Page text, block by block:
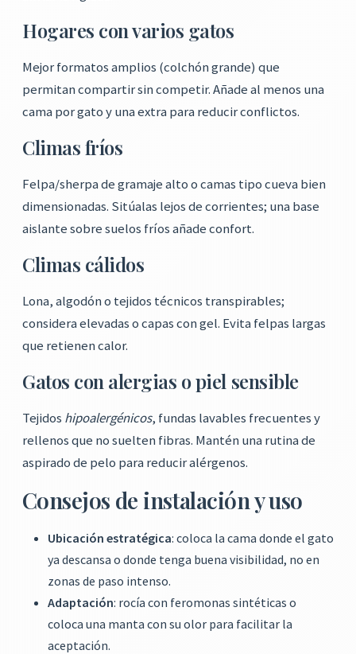
Hogares con varios gatos
Mejor formatos amplios (colchón grande) que
permitan compartir sin competir. Añade al menos una
cama por gato y una extra para reducir conflictos.
Climas fríos
Felpa/sherpa de gramaje alto o camas tipo cueva bien
dimensionadas. Sitúalas lejos de corrientes; una base
aislante sobre suelos fríos añade confort.
Climas cálidos
Lona, algodón o tejidos técnicos transpirables;
considera elevadas o capas con gel. Evita felpas largas
que retienen calor.
Gatos con alergias o piel sensible
Tejidos hipoalergénicos, fundas lavables frecuentes y
rellenos que no suelten fibras. Mantén una rutina de
aspirado de pelo para reducir alérgenos.
Consejos de instalación y uso
Ubicación estratégica: coloca la cama donde el gato
ya descansa o donde tenga buena visibilidad, no en
zonas de paso intenso.
Adaptación: rocía con feromonas sintéticas o
coloca una manta con su olor para facilitar la
aceptación.